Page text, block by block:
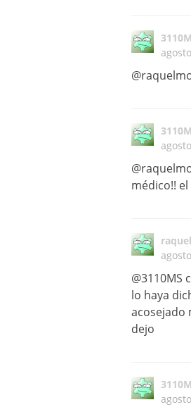
médico!!
lo haya
acosejado
dejo